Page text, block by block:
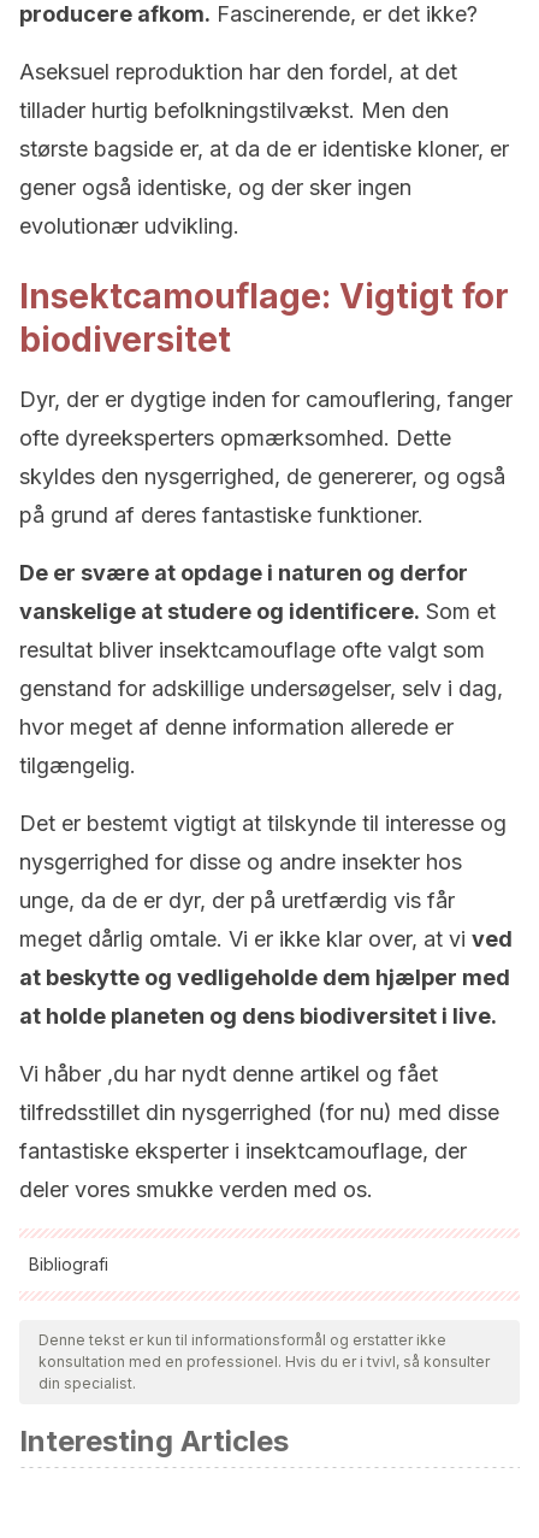
producere afkom. Fascinerende, er det ikke?
Aseksuel reproduktion har den fordel, at det
tillader hurtig befolkningstilvækst. Men den
største bagside er, at da de er identiske kloner, er
gener også identiske, og der sker ingen
evolutionær udvikling.
Insektcamouflage: Vigtigt for
biodiversitet
Dyr, der er dygtige inden for camouflering, fanger
ofte dyreeksperters opmærksomhed. Dette
skyldes den nysgerrighed, de genererer, og også
på grund af deres fantastiske funktioner.
De er svære at opdage i naturen og derfor
vanskelige at studere og identificere. Som et
resultat bliver insektcamouflage ofte valgt som
genstand for adskillige undersøgelser, selv i dag,
hvor meget af denne information allerede er
tilgængelig.
Det er bestemt vigtigt at tilskynde til interesse og
nysgerrighed for disse og andre insekter hos
unge, da de er dyr, der på uretfærdig vis får
meget dårlig omtale. Vi er ikke klar over, at vi ved
at beskytte og vedligeholde dem hjælper med
at holde planeten og dens biodiversitet i live.
Vi håber ,du har nydt denne artikel og fået
tilfredsstillet din nysgerrighed (for nu) med disse
fantastiske eksperter i insektcamouflage, der
deler vores smukke verden med os.
Bibliografi
Alle citerede kilder blev grundigt gennemgået af vores team
for at sikre deres kvalitet, pålidelighed, aktualitet og validitet.
Bibliografien i denne artikel blev betragtet som pålidelig og af
Phasmatodea [Internet]. Es.wikipedia.org. [cited 29
February 2020]. Available from:
Denne tekst er kun til informationsformål og erstatter ikke
konsultation med en professionel. Hvis du er i tvivl, så konsulter
din specialist.
Interesting Articles